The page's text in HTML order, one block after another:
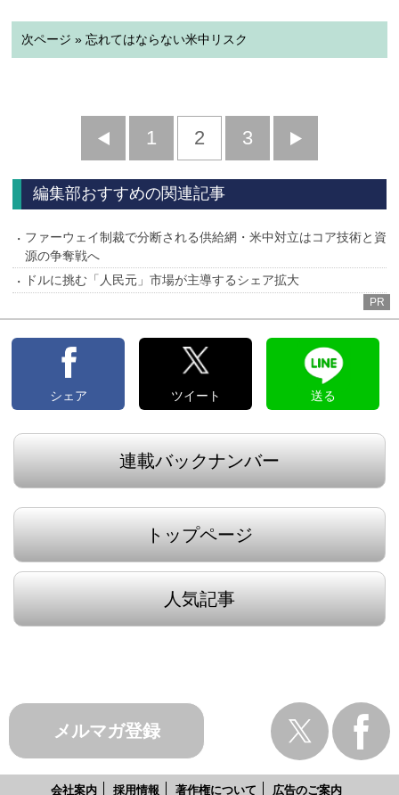
次ページ » 忘れてはならない米中リスク
前
へ
1 2 3
へ
編集部おすすめの関連記事
ファーウェイ制裁で分断される供給網・米中対立はコア技術と資
源の争奪戦へ
ドルに挑む「人民元」市場が主導するシェア拡大
PR
シェア ツイート 送る
連載バックナンバー
トップページ
人気記事
メルマガ登録
会社案内 採用情報 著作権について 広告のご案内